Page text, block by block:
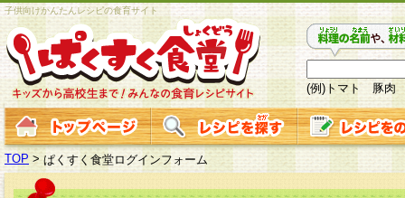
子供向けかんたんレシピの食育サイト
(例)トマト 豚肉
TOP > ぱくすく食堂ログインフォーム